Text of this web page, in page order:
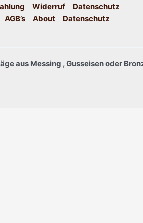
Widerruf
Datenschutz
AGB’s About Datenschutz
aus Messing , Gusseisen oder